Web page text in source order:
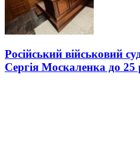
Російський військовий
Сергія Москаленка до 25